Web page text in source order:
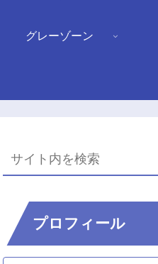
グレーゾーン
プロフィール